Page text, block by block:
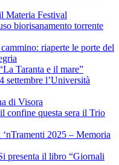
Materia Festival
biorisanamento torrente
riaperte le porte del
Taranta e il mare”
l’Università
di Visora
questa sera il Trio
2025 – Memoria
presenta il libro “Giornali